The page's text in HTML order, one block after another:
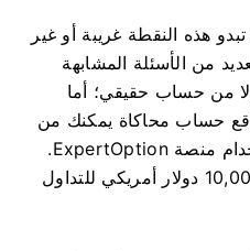
هذه النقطة غريبة أو غير
من الأسئلة المشابهة
من حساب حقيقي؛ أما
حساب محاكاة يمكنك من
خلاله التدرب على الربح باستخدام منصة ExpertOption.
لذلك، يتوفر مبلغ كبير قدره 10,000 دولار أمريكي للتداول